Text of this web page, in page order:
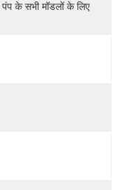
के सभी मॉडलों के लिए